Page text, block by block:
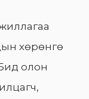
хөрөнгө
олон